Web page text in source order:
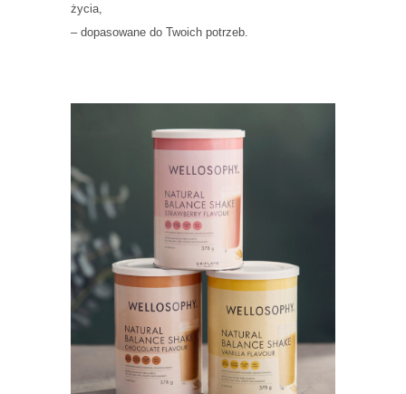
życia,
– dopasowane do Twoich potrzeb.